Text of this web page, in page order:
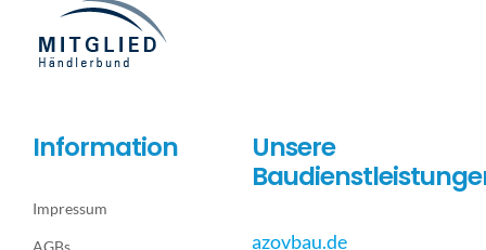
Information
Impressum
AGBs
Unsere
azovbau.de